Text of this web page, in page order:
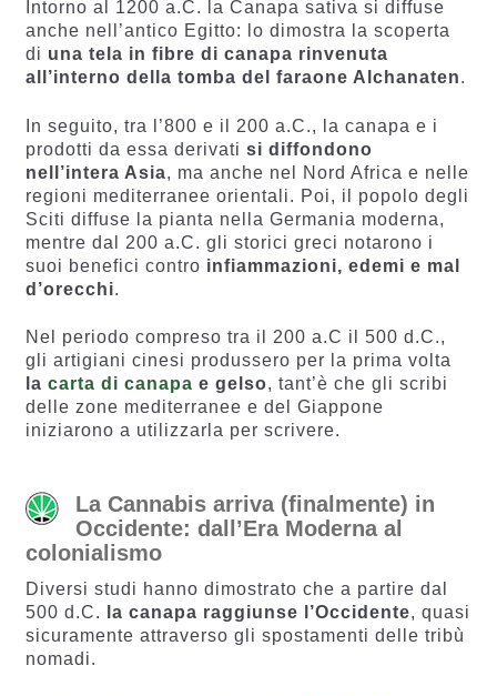
Intorno al 1200 a.C. la Canapa sativa si diffuse
anche nell’antico Egitto: lo dimostra la scoperta
di una tela in fibre di canapa rinvenuta
all’interno della tomba del faraone Alchanaten.
In seguito, tra l’800 e il 200 a.C., la canapa e i
prodotti da essa derivati si diffondono
nell’intera Asia, ma anche nel Nord Africa e nelle
regioni mediterranee orientali. Poi, il popolo degli
Sciti diffuse la pianta nella Germania moderna,
mentre dal 200 a.C. gli storici greci notarono i
suoi benefici contro infiammazioni, edemi e mal
d’orecchi.
Nel periodo compreso tra il 200 a.C il 500 d.C.,
gli artigiani cinesi produssero per la prima volta
la carta di canapa e gelso, tant’è che gli scribi
delle zone mediterranee e del Giappone
iniziarono a utilizzarla per scrivere.
La Cannabis arriva (finalmente) in
Occidente: dall’Era Moderna al
colonialismo
Diversi studi hanno dimostrato che a partire dal
500 d.C.
la canapa raggiunse l’Occidente, quasi
sicuramente attraverso gli spostamenti delle tribù
nomadi.